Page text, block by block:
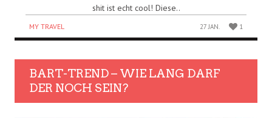
shit ist echt cool! Diese..
MY TRAVEL 27 JAN. 1
BART-TREND – WIE LANG DARF
DER NOCH SEIN?